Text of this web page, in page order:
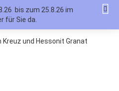
bis zum 25.8.26 im
für Sie da.
und Hessonit Granat